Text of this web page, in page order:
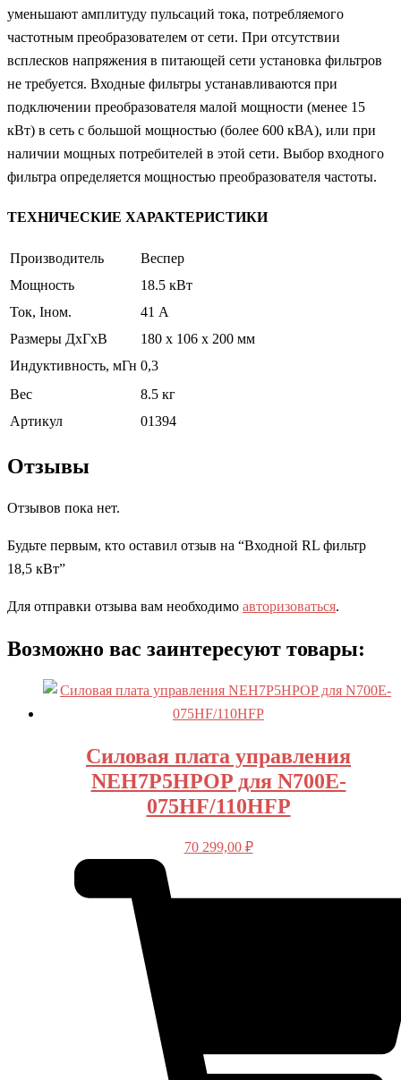
уменьшают амплитуду пульсаций тока, потребляемого
частотным преобразователем от сети. При отсутствии
всплесков напряжения в питающей сети установка фильтров
не требуется. Входные фильтры устанавливаются при
подключении преобразователя малой мощности (менее 15
кВт) в сеть с большой мощностью (более 600 кВА), или при
наличии мощных потребителей в этой сети. Выбор входного
фильтра определяется мощностью преобразователя частоты.
ТЕХНИЧЕСКИЕ ХАРАКТЕРИСТИКИ
Производитель
Веспер
Мощность
18.5 кВт
Ток, Iном.
41 А
Размеры ДхГхВ
180 х 106 х 200 мм
Индуктивность, мГн 0,3
Вес
8.5 кг
Артикул
01394
Отзывы
Отзывов пока нет.
Будьте первым, кто оставил отзыв на “Входной RL фильтр
18,5 кВт”
Для отправки отзыва вам необходимо авторизоваться.
Возможно вас заинтересуют товары:
Силовая плата управления
NEH7P5HPOP для N700E-
075HF/110HFP
70 299,00 ₽